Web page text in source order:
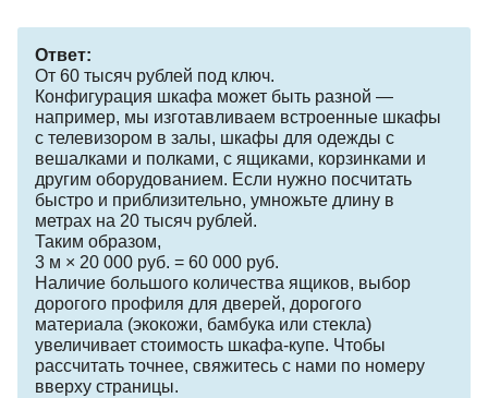
Ответ:
От 60 тысяч рублей под ключ.
Конфигурация шкафа может быть разной —
например, мы изготавливаем встроенные шкафы
с телевизором в залы, шкафы для одежды с
вешалками и полками, с ящиками, корзинками и
другим оборудованием. Если нужно посчитать
быстро и приблизительно, умножьте длину в
метрах на 20 тысяч рублей.
Таким образом,
3 м × 20 000 руб. = 60 000 руб.
Наличие большого количества ящиков, выбор
дорогого профиля для дверей, дорогого
материала (экокожи, бамбука или стекла)
увеличивает стоимость шкафа-купе. Чтобы
рассчитать точнее, свяжитесь с нами по номеру
вверху страницы.